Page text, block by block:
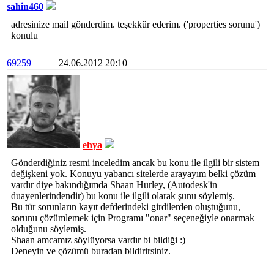
sahin460
adresinize mail gönderdim. teşekkür ederim. ('properties sorunu')
konulu
69259 24.06.2012 20:10
ehya
Gönderdiğiniz resmi inceledim ancak bu konu ile ilgili bir sistem
değişkeni yok. Konuyu yabancı sitelerde arayayım belki çözüm
vardır diye bakındığımda Shaan Hurley, (Autodesk'in
duayenlerindendir) bu konu ile ilgili olarak şunu söylemiş.
Bu tür sorunların kayıt defderindeki girdilerden oluştuğunu,
sorunu çözümlemek için Programı "onar" seçeneğiyle onarmak
olduğunu söylemiş.
Shaan amcamız söylüyorsa vardır bi bildiği :)
Deneyin ve çözümü buradan bildirirsiniz.